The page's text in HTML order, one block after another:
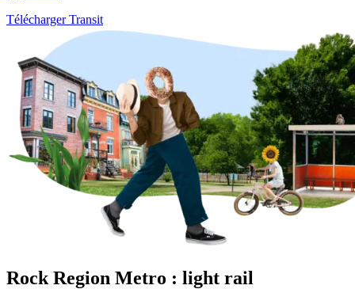
Télécharger Transit
Rock Region Metro : light rail